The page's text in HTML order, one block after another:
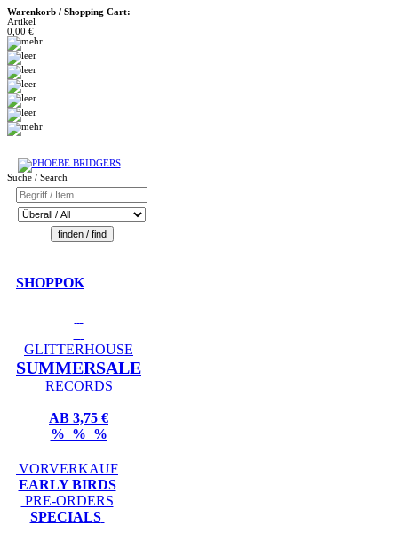
Warenkorb / Shopping Cart:
Artikel
0,00 €
Suche / Search
SHOPPOK
GLITTERHOUSE
SUMMERSALE
RECORDS
AB 3,75 €
% % %
VORVERKAUF
EARLY BIRDS
PRE-ORDERS
SPECIALS